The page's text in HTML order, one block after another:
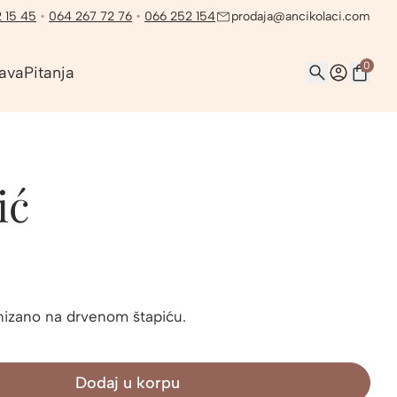
15 45 • 064 267 72 76 • 066 252 154 prodaja@ancikolaci.com
Pitanja 0
na drvenom štapiću.
Dodaj u korpu